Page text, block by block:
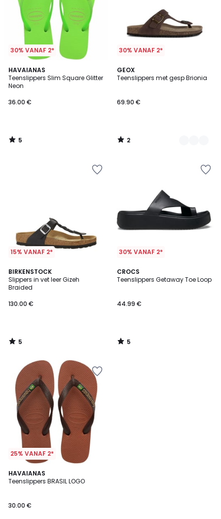
30% VANAF 2*
HAVAIANAS
Teenslippers Slim Square Glitter
Neon
36.00 €
5
/
5
5
/
30% VANAF 2*
GEOX
Teenslippers met gesp Brionia
69.90 €
2
/
2
Kleuren
2
/
15% VANAF 2*
BIRKENSTOCK
Slippers in vet leer Gizeh
Braided
130.00 €
5
/
5
5
/
30% VANAF 2*
CROCS
Teenslippers Getaway Toe Loop
44.99 €
5
/
5
/
25% VANAF 2*
HAVAIANAS
Teenslippers BRASIL LOGO
30.00 €